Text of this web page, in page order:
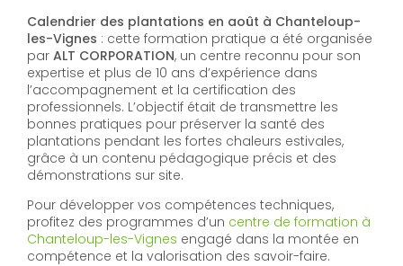
Calendrier des plantations en août à Chanteloup-
les-Vignes : cette formation pratique a été organisée
par ALT CORPORATION, un centre reconnu pour son
expertise et plus de 10 ans d’expérience dans
l’accompagnement et la certification des
professionnels. L’objectif était de transmettre les
bonnes pratiques pour préserver la santé des
plantations pendant les fortes chaleurs estivales,
grâce à un contenu pédagogique précis et des
démonstrations sur site.
Pour développer vos compétences techniques,
profitez des programmes d’un centre de formation à
Chanteloup-les-Vignes engagé dans la montée en
compétence et la valorisation des savoir-faire.